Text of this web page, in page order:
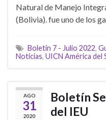
Natural de Manejo
(Bolivia). fue uno de los
Boletin 7 - Julio 2022,
Noticias, UICN América del
AGO
31
2020
Boletín
del IEU